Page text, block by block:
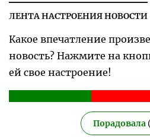
ЛЕНТА НАСТРОЕНИЯ НОВОСТИ
Какое впечатление
новость? Нажмите на
ей свое настроение!
Порадовала(